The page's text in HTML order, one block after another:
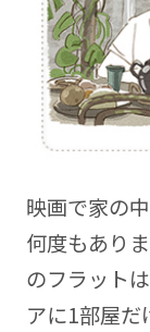
映画で家の
何度もあり
のフラット
アに1部屋